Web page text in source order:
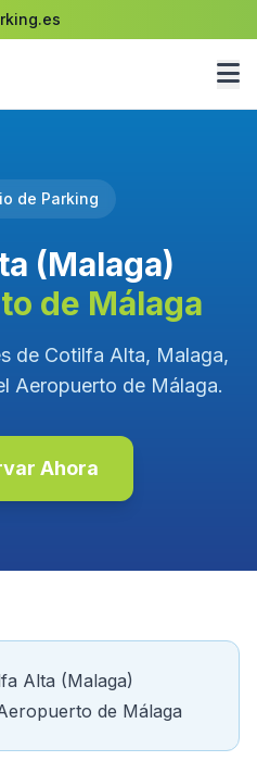
de Parking
(Malaga)
de Málaga
de Cotilfa Alta, Malaga,
Aeropuerto de Málaga.
Ahora
Alta (Malaga)
de Málaga